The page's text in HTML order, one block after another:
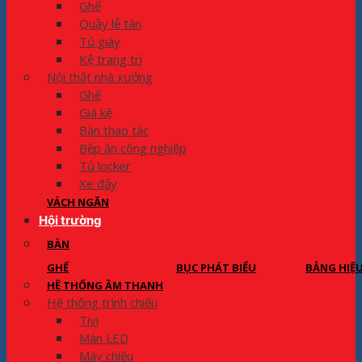
Ghế
Quầy lễ tân
Tủ giày
Kệ trang trí
Nội thất nhà xưởng
Ghế
Giá kệ
Bàn thao tác
Bếp ăn công nghiệp
Tủ locker
Xe đẩy
VÁCH NGĂN
Hội trường
BÀN
GHẾ
BỤC PHÁT BIỂU
BẢNG
HỆ THỐNG ÂM THANH
Hệ thống trình chiếu
Tivi
Màn LED
Máy chiếu